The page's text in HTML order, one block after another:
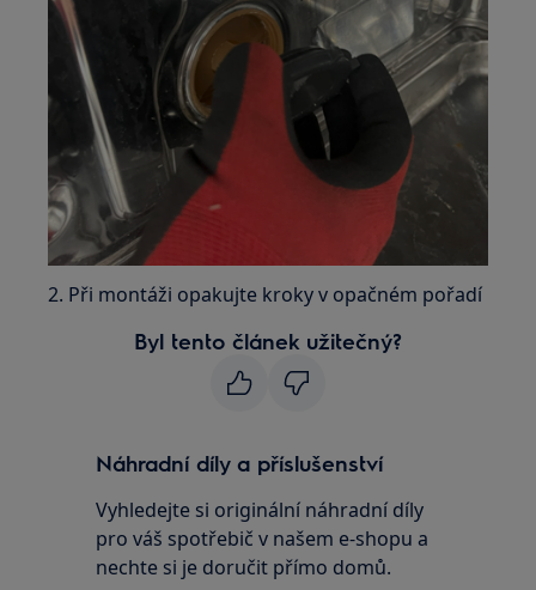
2. Při montáži opakujte kroky v opačném pořadí
Byl tento článek užitečný?
Náhradní díly a příslušenství
Vyhledejte si originální náhradní díly
pro váš spotřebič v našem e-shopu a
nechte si je doručit přímo domů.